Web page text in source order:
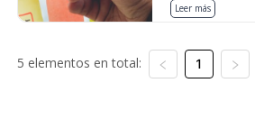
Leer más
5 elementos en total: 1